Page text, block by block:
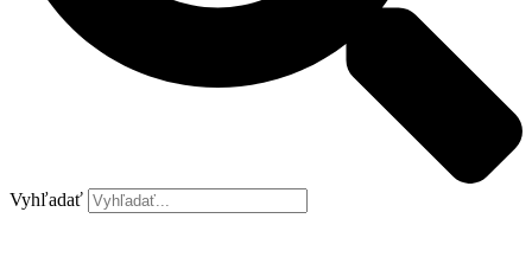
Vyhľadať